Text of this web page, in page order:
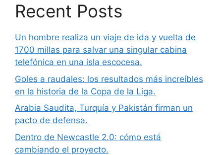
Recent Posts
Un hombre realiza un viaje de ida y vuelta de
1700 millas para salvar una singular cabina
telefónica en una isla escocesa.
Goles a raudales: los resultados más increíbles
en la historia de la Copa de la Liga.
Arabia Saudita, Turquía y Pakistán firman un
pacto de defensa.
Dentro de Newcastle 2.0: cómo está
cambiando el proyecto.